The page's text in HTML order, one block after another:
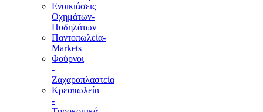
Ενοικιάσεις
Οχημάτων-
Ποδηλάτων
Παντοπωλεία-
Markets
Φούρνοι
-
Ζαχαροπλαστεία
Κρεοπωλεία
-